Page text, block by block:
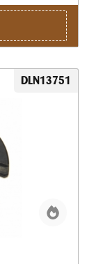
DLN13751